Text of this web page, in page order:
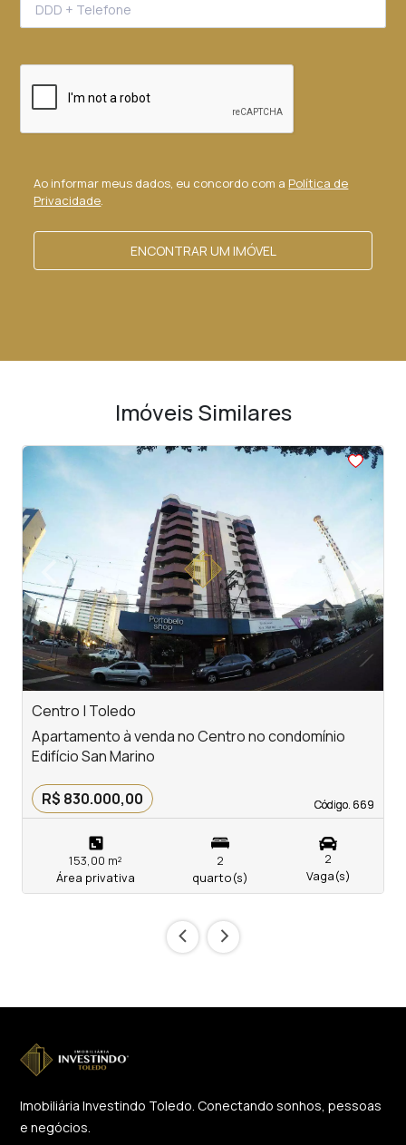
Ao informar meus dados, eu concordo com a Política de
Privacidade.
ENCONTRAR UM IMÓVEL
Imóveis Similares
< <
‹Previous ›
Next
Centro | Toledo
Código. 669
Código. 669
Apartamento à venda no Centro no condomínio
Edifício San Marino
R$ 830.000,00
153,00 m²
Área privativa
2
quarto(s)
2
Vaga(s)
‹ ›
Imobiliária Investindo Toledo. Conectando sonhos, pessoas
e negócios.